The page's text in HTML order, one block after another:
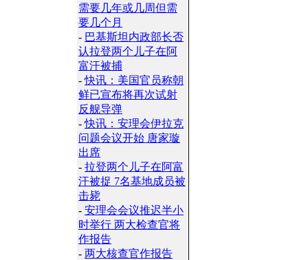
需要几年或几周但需
要几个月
- 巴基斯坦内政部长否
认拉登两个儿子在阿
富汗被捕
-快讯：美国官员称朝
鲜已宣布将再次试射
反舰导弹
-快讯：安理会伊拉克
问题会议开始 唐家璇
出席
- 拉登两个儿子在阿富
汗被捉 7名基地成员被
击毙
- 安理会会议推迟半小
时举行 两大检查官将
作报告
- 两大核查官作报告